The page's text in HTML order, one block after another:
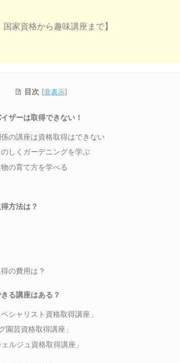
家資格から趣味講座まで】
目次 [非表示]
ザーは取得できない！
の講座は資格取得はできない
しくガーデニングを学ぶ
の育て方を学べる
方法は？
の費用は？
る講座はある？
シャリスト資格取得講座」
園芸資格取得講座」
ルジュ資格取得講座」